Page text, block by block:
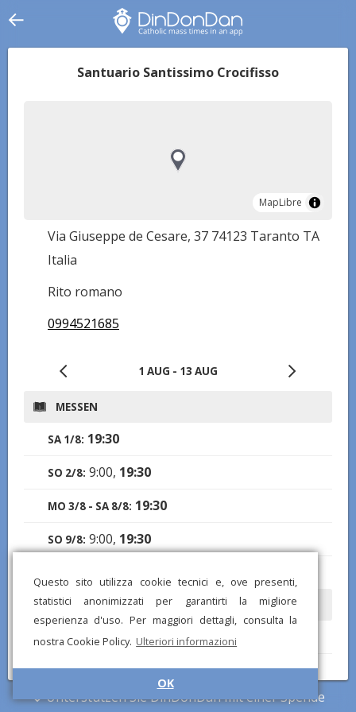
Questo sito utilizza cookie tecnici e, ove presenti,
statistici anonimizzati per garantirti la migliore
esperienza d'uso. Per maggiori dettagli, consulta la
nostra Cookie Policy. Ulteriori informazioni
OK
Santuario Santissimo Crocifisso
MapLibre
MapLibre
Via Giuseppe de Cesare, 37 74123 Taranto TA
Italia
Rito romano
0994521685
1 AUG - 13 AUG
MESSEN
SA 1/8: 19:30
SO 2/8: 9:00, 19:30
MO 3/8 - SA 8/8: 19:30
SO 9/8: 9:00, 19:30
ÖFFNUNGSZEITEN
SA 1/8, SO 2/8:8:30-11:30, 17:30-20:00
MO 3/8 - FR 7/8:17:30-20:00
SA 8/8, SO 9/8:8:30-11:30, 17:30-20:00
Unterstützen Sie DinDonDan mit einer Spende